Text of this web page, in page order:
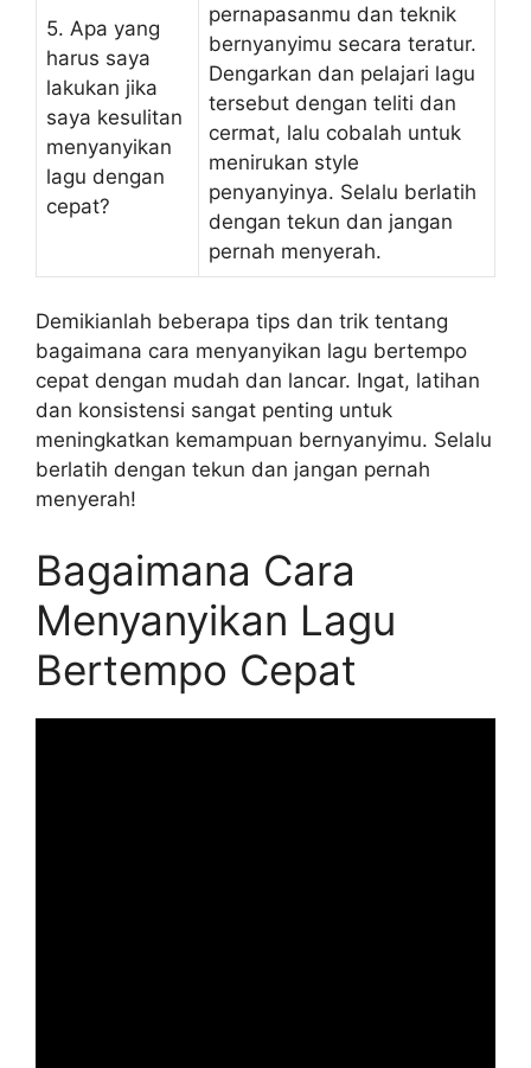
5. Apa yang
harus saya
lakukan jika
saya kesulitan
menyanyikan
lagu dengan
cepat?
pernapasanmu dan teknik
bernyanyimu secara teratur.
Dengarkan dan pelajari lagu
tersebut dengan teliti dan
cermat, lalu cobalah untuk
menirukan style
penyanyinya. Selalu berlatih
dengan tekun dan jangan
pernah menyerah.
Demikianlah beberapa tips dan trik tentang
bagaimana cara menyanyikan lagu bertempo
cepat dengan mudah dan lancar. Ingat, latihan
dan konsistensi sangat penting untuk
meningkatkan kemampuan bernyanyimu. Selalu
berlatih dengan tekun dan jangan pernah
menyerah!
Bagaimana Cara
Menyanyikan Lagu
Bertempo Cepat